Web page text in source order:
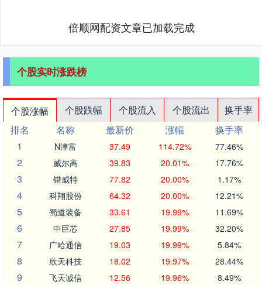
倍顺网配资文章已加载完成
个股实时涨跌榜
个股涨幅 个股跌幅 个股流入 个股流出
换手率
排名
名称 最新价 涨幅
换手率
1
N津富 37.49 114.72% 77.46%
2 威尔高 39.83 20.01% 17.76%
3 锴威特 77.82 20.00% 1.17%
4 科翔股份 64.32 20.00% 12.21%
5 蜀道装备 33.61 19.99% 11.69%
6 中巨芯 27.85 19.99% 32.20%
7 广哈通信 19.03 19.99% 5.84%
8 欣天科技 18.02 19.97% 28.44%
9 飞天诚信 12.56 19.96% 8.49%